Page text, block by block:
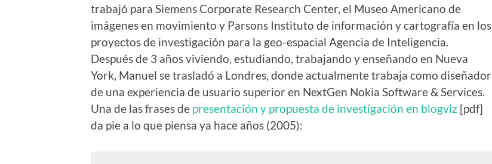
trabajó para Siemens Corporate Research Center, el Museo Americano de
imágenes en movimiento y Parsons Instituto de información y cartografía en los
proyectos de investigación para la geo-espacial Agencia de Inteligencia.
Después de 3 años viviendo, estudiando, trabajando y enseñando en Nueva
York, Manuel se trasladó a Londres, donde actualmente trabaja como diseñador
de una experiencia de usuario superior en NextGen Nokia Software & Services.
Una de las frases de presentación y propuesta de investigación en blogviz [pdf]
da pie a lo que piensa ya hace años (2005):